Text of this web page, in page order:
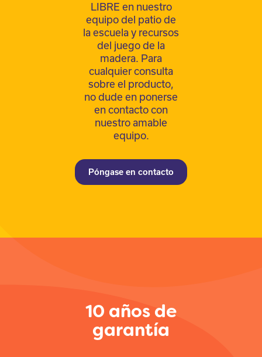
LIBRE en nuestro
equipo del patio de
la escuela y recursos
del juego de la
madera. Para
cualquier consulta
sobre el producto,
no dude en ponerse
en contacto con
nuestro amable
equipo.
Póngase en contacto
10 años de
garantía